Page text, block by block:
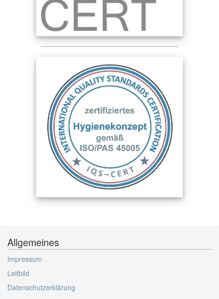
Allgemeines
Impressum
Leitbild
Datenschutzerklärung